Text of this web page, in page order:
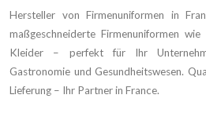
Hersteller von Firmenuniformen in
maßgeschneiderte Firmenuniformen
Kleider – perfekt für Ihr
Gastronomie und Gesundheitswesen.
Lieferung – Ihr Partner in France.